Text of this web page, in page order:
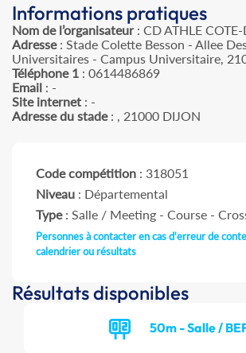
Informations pratiques
Nom de l’organisateur: CD ATHLE COTE-
Adresse: Stade Colette Besson - Allee
Universitaires - Campus Universitaire,
Téléphone 1 : 0614486869
Email : -
Site internet : -
Adresse du stade: , 21000 DIJON
Code compétition : 318051
Niveau : Départemental
Type: Salle / Meeting - Course -
Personnes à contacter en cas d'erreur de
calendrier ou résultats
Résultats disponibles
50m - Salle /